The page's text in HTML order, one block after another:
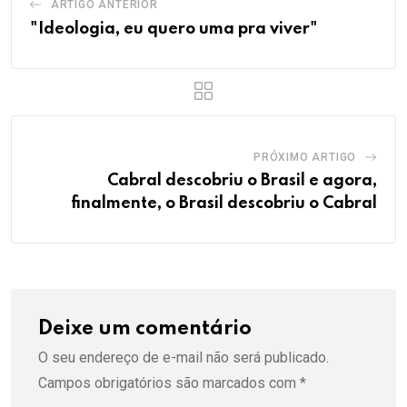
ARTIGO ANTERIOR
"Ideologia, eu quero uma pra viver"
PRÓXIMO ARTIGO
Cabral descobriu o Brasil e agora,
finalmente, o Brasil descobriu o Cabral
Deixe um comentário
O seu endereço de e-mail não será publicado.
Campos obrigatórios são marcados com *